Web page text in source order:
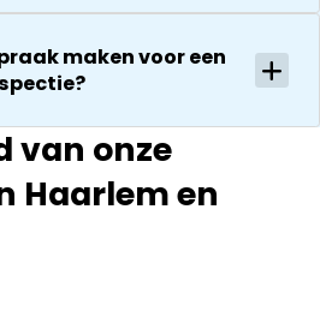
en snelle
kosten. Maar
ook dan
communeren
transparant.
aanraden.
maken voor een
van onze
Haarlem en